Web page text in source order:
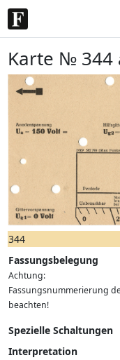
Karte № 344
344
Fassungsbelegung
Achtung:
Fassungsnummerierung
beachten!
Spezielle Schaltungen
Interpretation